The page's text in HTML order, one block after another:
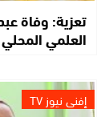
تعزية: وفاة
العلمي
إفني نيوز TV